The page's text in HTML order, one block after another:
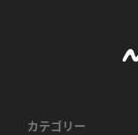
カテゴリー